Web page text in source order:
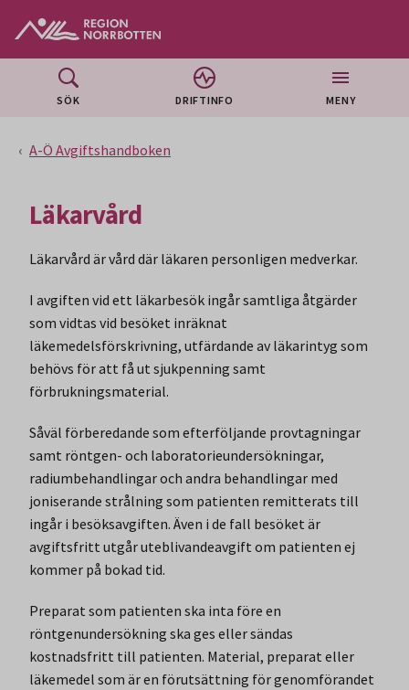
SÖK DRIFTINFO MENY
A-Ö Avgiftshandboken
Läkarvård
Läkarvård är vård där läkaren personligen medverkar.
I avgiften vid ett läkarbesök ingår samtliga åtgärder
som vidtas vid besöket inräknat
läkemedelsförskrivning, utfärdande av läkarintyg som
behövs för att få ut sjukpenning samt
förbrukningsmaterial.
Såväl förberedande som efterföljande provtagningar
samt röntgen- och laboratorieundersökningar,
radiumbehandlingar och andra behandlingar med
joniserande strålning som patienten remitterats till
ingår i besöksavgiften. Även i de fall besöket är
avgiftsfritt utgår uteblivandeavgift om patienten ej
kommer på bokad tid.
Preparat som patienten ska inta före en
röntgenundersökning ska ges eller sändas
kostnadsfritt till patienten. Material, preparat eller
läkemedel som är en förutsättning för genomförandet